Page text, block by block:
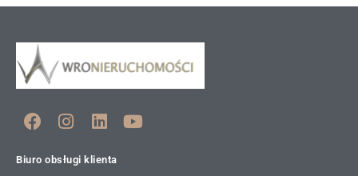
Biuro obsługi klienta